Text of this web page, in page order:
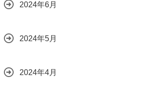
2024年6月
2024年5月
2024年4月